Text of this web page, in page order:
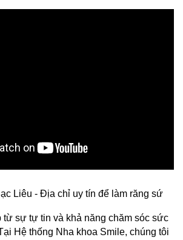
Liêu - Địa chỉ uy tín để làm răng sứ
từ sự tự tin và khả năng chăm sóc sức
Hệ thống Nha khoa Smile, chúng tôi